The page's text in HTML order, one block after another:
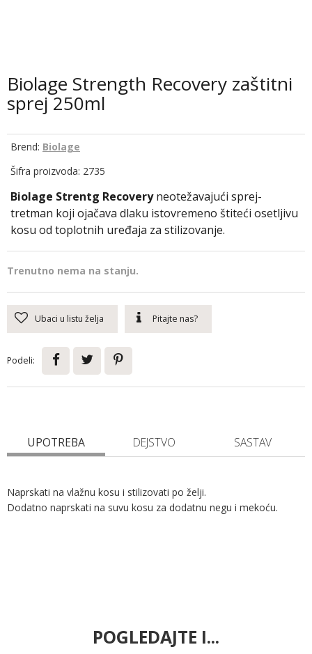
Biolage Strength Recovery zaštitni
sprej 250ml
Brend: Biolage
Šifra proizvoda: 2735
Biolage Strentg Recoveryneotežavajući sprej-
tretman koji ojačava dlaku istovremeno štiteći osetljivu
kosu od toplotnih uređaja za stilizovanje.
Trenutno nema na stanju.
Ubaci u listu želja Pitajte nas?
Podeli:
UPOTREBA DEJSTVO SASTAV
Naprskati na vlažnu kosu i stilizovati po želji.
Dodatno naprskati na suvu kosu za dodatnu negu i mekoću.
POGLEDAJTE I...